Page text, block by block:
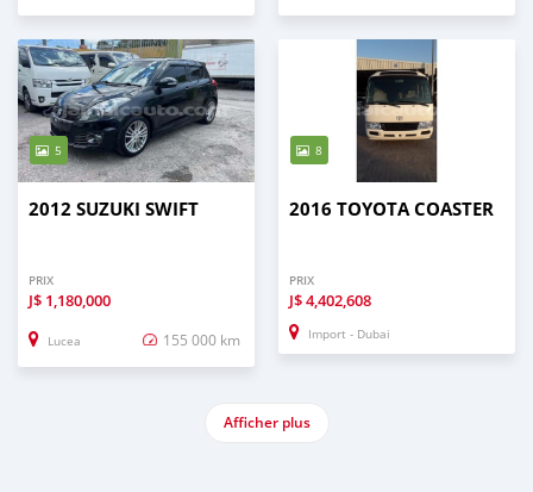
5
2012 SUZUKI SWIFT
PRIX
J$ 1,180,000
Lucea 155 000 km
8
2016 TOYOTA COASTER
PRIX
J$4,402,608
Import - Dubai
Afficher plus